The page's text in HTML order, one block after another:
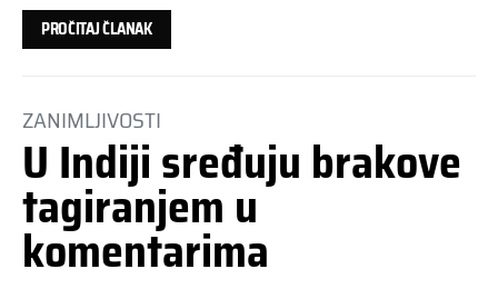
PROČITAJ ČLANAK
ZANIMLJIVOSTI
U Indiji sređuju brakove
tagiranjem u
komentarima